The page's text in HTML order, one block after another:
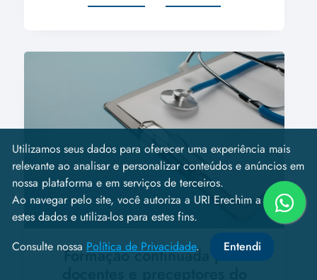
Formação continuada para
Utilizamos seus dados para oferecer uma experiência mais
relevante ao analisar e personalizar conteúdos e anúncios em
nossa plataforma e em serviços de terceiros.
Ao navegar pelo site, você autoriza a URI Erechim a coletar
estes dados e utiliza-los para estes fins.
Consulte nossa Política de Privacidade. Entendi